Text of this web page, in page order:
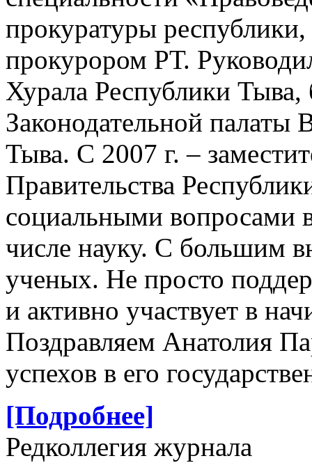
прокуратуры
прокурором РТ.
Хурала Республики Тыва,
Законодательной палаты
Тыва. С 2007 г. –
Правительства
социальными вопросами
числе науку. С большим
ученых. Не просто
и активно участвует в
Поздравляем Анатолия
успехов в его
[Подробнее]
Редколлегия журнала